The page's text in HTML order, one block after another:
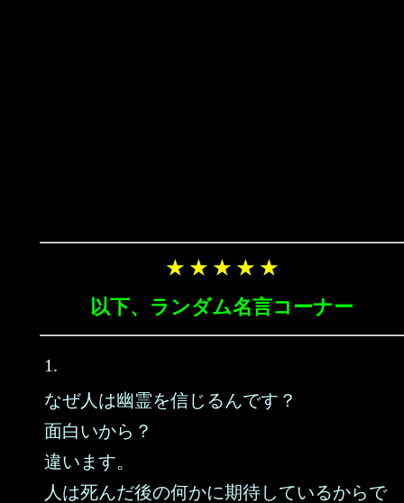
★ ★ ★ ★ ★
以下、ランダム名言コーナー
1.
なぜ人は幽霊を信じるんです？
面白いから？
違います。
人は死んだ後の何かに期待しているからで